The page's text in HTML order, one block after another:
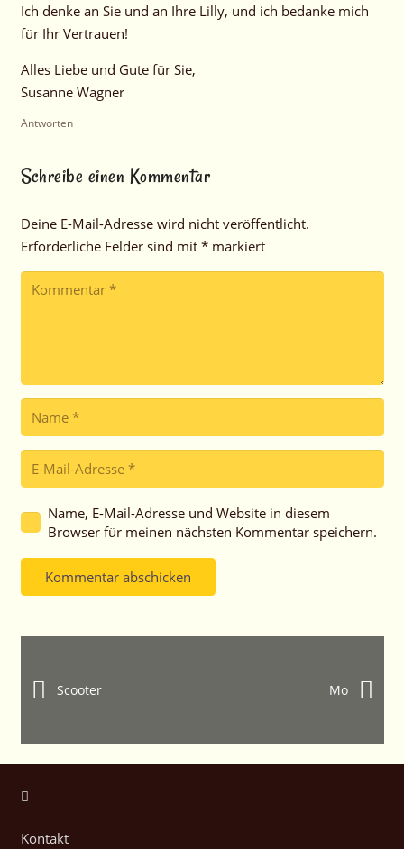
Ich denke an Sie und an Ihre Lilly, und ich bedanke mich
für Ihr Vertrauen!
Alles Liebe und Gute für Sie,
Susanne Wagner
Antworten
Schreibe einen Kommentar
Deine E-Mail-Adresse wird nicht veröffentlicht.
Erforderliche Felder sind mit *markiert
Name, E-Mail-Adresse und Website in diesem
Browser für meinen nächsten Kommentar speichern.
Kommentar abschicken
Scooter Mo
Kontakt